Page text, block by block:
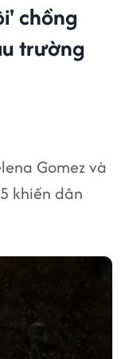
chồng
trường
Gomez và
khiến dân